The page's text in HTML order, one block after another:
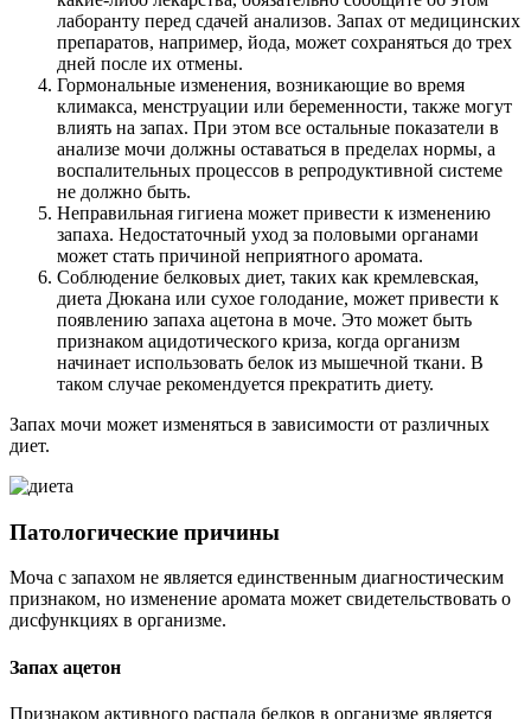
лаборанту перед сдачей анализов. Запах от медицинских
препаратов, например, йода, может сохраняться до трех
дней после их отмены.
Гормональные изменения, возникающие во время
климакса, менструации или беременности, также могут
влиять на запах. При этом все остальные показатели в
анализе мочи должны оставаться в пределах нормы, а
воспалительных процессов в репродуктивной системе
не должно быть.
Неправильная гигиена может привести к изменению
запаха. Недостаточный уход за половыми органами
может стать причиной неприятного аромата.
Соблюдение белковых диет, таких как кремлевская,
диета Дюкана или сухое голодание, может привести к
появлению запаха ацетона в моче. Это может быть
признаком ацидотического криза, когда организм
начинает использовать белок из мышечной ткани. В
таком случае рекомендуется прекратить диету.
Запах мочи может изменяться в зависимости от различных
диет.
Патологические причины
Моча с запахом не является единственным диагностическим
признаком, но изменение аромата может свидетельствовать о
дисфункциях в организме.
Запах ацетон
Признаком активного распада белков в организме является